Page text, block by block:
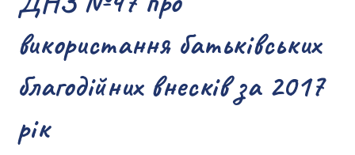
використання батьківських
благодійних внесків за 2017
рік